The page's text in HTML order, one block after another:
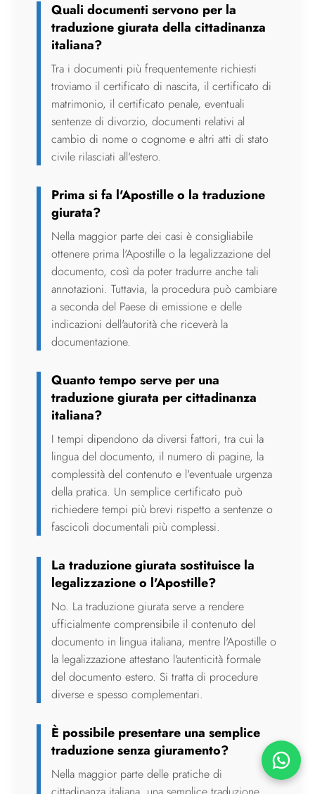
Quali documenti servono per la
traduzione giurata della cittadinanza
italiana?
Tra i documenti più frequentemente richiesti
troviamo il certificato di nascita, il certificato di
matrimonio, il certificato penale, eventuali
sentenze di divorzio, documenti relativi al
cambio di nome o cognome e altri atti di stato
civile rilasciati all'estero.
Prima si fa l'Apostille o la traduzione
giurata?
Nella maggior parte dei casi è consigliabile
ottenere prima l'Apostille o la legalizzazione del
documento, così da poter tradurre anche tali
annotazioni. Tuttavia, la procedura può cambiare
a seconda del Paese di emissione e delle
indicazioni dell'autorità che riceverà la
documentazione.
Quanto tempo serve per una
traduzione giurata per cittadinanza
italiana?
I tempi dipendono da diversi fattori, tra cui la
lingua del documento, il numero di pagine, la
complessità del contenuto e l'eventuale urgenza
della pratica. Un semplice certificato può
richiedere tempi più brevi rispetto a sentenze o
fascicoli documentali più complessi.
La traduzione giurata sostituisce la
legalizzazione o l'Apostille?
No. La traduzione giurata serve a rendere
ufficialmente comprensibile il contenuto del
documento in lingua italiana, mentre l'Apostille o
la legalizzazione attestano l'autenticità formale
del documento estero. Si tratta di procedure
diverse e spesso complementari.
È possibile presentare una semplice
traduzione senza giuramento?
Nella maggior parte delle pratiche di
Chatta